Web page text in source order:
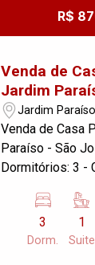
R$
Venda de
Jardim
Campos/SP
Jardim
Campos/SP
Venda de Casa
Paraíso - São
Dormitórios: 3 -
quarta, cozinha e
está buscando
um bairro
3
Dorm.
1
Suite